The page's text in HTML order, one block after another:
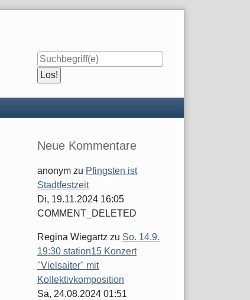
Seitenleiste
Neue Kommentare
anonym zu Pfingsten ist
Stadtfestzeit
Di, 19.11.2024 16:05
COMMENT_DELETED
Regina Wiegartz zu So. 14.9.
19:30 station15 Konzert
"Vielsaiter" mit
Kollektivkomposition
Sa, 24.08.2024 01:51